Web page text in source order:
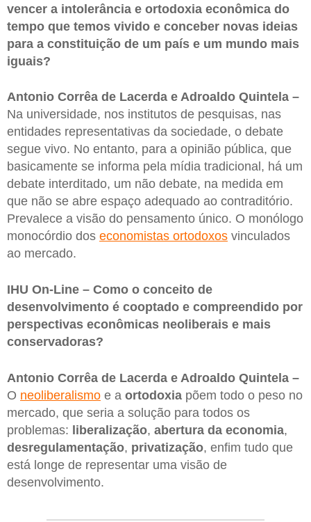
vencer a intolerância e ortodoxia econômica do
tempo que temos vivido e conceber novas ideias
para a constituição de um país e um mundo mais
iguais?
Antonio Corrêa de Lacerda e Adroaldo Quintela –
Na universidade, nos institutos de pesquisas, nas
entidades representativas da sociedade, o debate
segue vivo. No entanto, para a opinião pública, que
basicamente se informa pela mídia tradicional, há um
debate interditado, um não debate, na medida em
que não se abre espaço adequado ao contraditório.
Prevalece a visão do pensamento único. O monólogo
monocórdio dos economistas ortodoxos vinculados
ao mercado.
IHU On-Line – Como o conceito de
desenvolvimento é cooptado e compreendido por
perspectivas econômicas neoliberais e mais
conservadoras?
Antonio Corrêa de Lacerda e Adroaldo Quintela –
O neoliberalismo e a ortodoxia põem todo o peso no
mercado, que seria a solução para todos os
problemas: liberalização, abertura da economia,
desregulamentação, privatização, enfim tudo que
está longe de representar uma visão de
desenvolvimento.